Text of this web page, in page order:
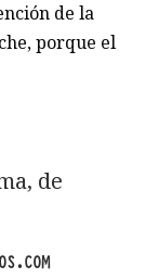
de la
porque el
de